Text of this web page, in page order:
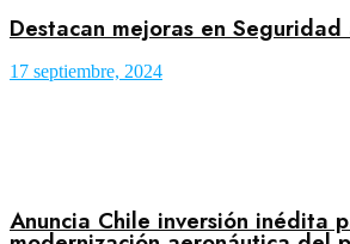
Destacan mejoras en
17 septiembre, 2024
Anuncia Chile inversión inédita